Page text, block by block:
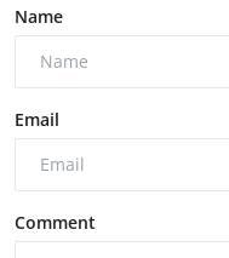
Name
Email
Comment